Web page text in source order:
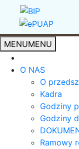
MENUMENU
O NAS
O
Kadra
Godziny
Godziny
Ramowy